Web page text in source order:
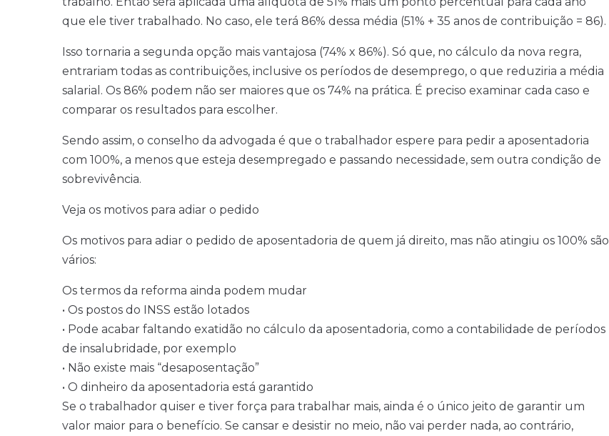
que ele tiver trabalhado. No caso, ele terá 86% dessa média (51% + 35 anos de contribuição = 86).
Isso tornaria a segunda opção mais vantajosa (74% x 86%). Só que, no cálculo da nova regra,
entrariam todas as contribuições, inclusive os períodos de desemprego, o que reduziria a média
salarial. Os 86% podem não ser maiores que os 74% na prática. É preciso examinar cada caso e
comparar os resultados para escolher.
Sendo assim, o conselho da advogada é que o trabalhador espere para pedir a aposentadoria
com 100%, a menos que esteja desempregado e passando necessidade, sem outra condição de
sobrevivência.
Veja os motivos para adiar o pedido
Os motivos para adiar o pedido de aposentadoria de quem já direito, mas não atingiu os 100% são
vários:
Os termos da reforma ainda podem mudar
• Os postos do INSS estão lotados
• Pode acabar faltando exatidão no cálculo da aposentadoria, como a contabilidade de períodos
de insalubridade, por exemplo
• Não existe mais “desaposentação”
• O dinheiro da aposentadoria está garantido
Se o trabalhador quiser e tiver força para trabalhar mais, ainda é o único jeito de garantir um
valor maior para o benefício. Se cansar e desistir no meio, não vai perder nada, ao contrário,